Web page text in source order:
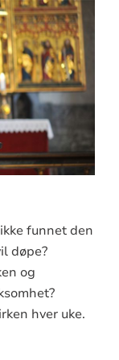
funnet den
døpe?
og
hver uke.